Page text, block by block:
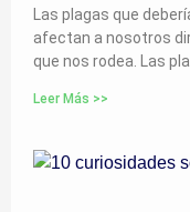
Las plagas que
afectan a nosotros
que nos rodea. Las
Leer Más >>